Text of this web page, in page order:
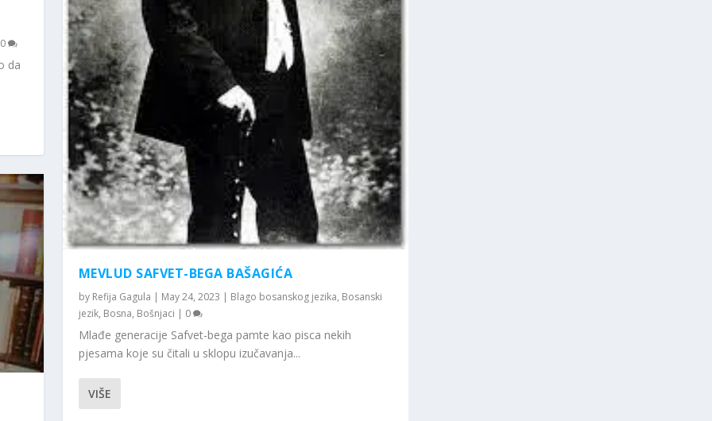
0
da
MEVLUD SAFVET-BEGA BAŠAGIĆA
by Refija Gagula | May 24, 2023 | Blago bosanskog jezika, Bosanski
jezik, Bosna, Bošnjaci | 0
Mlađe generacije Safvet-bega pamte kao pisca nekih
pjesama koje su čitali u sklopu izučavanja...
VIŠE